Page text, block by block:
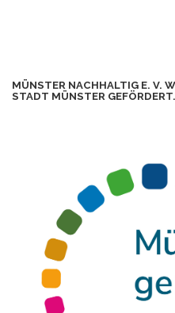
MÜNSTER NACHHALTIG E. V.
STADT MÜNSTER GEFÖRDERT.